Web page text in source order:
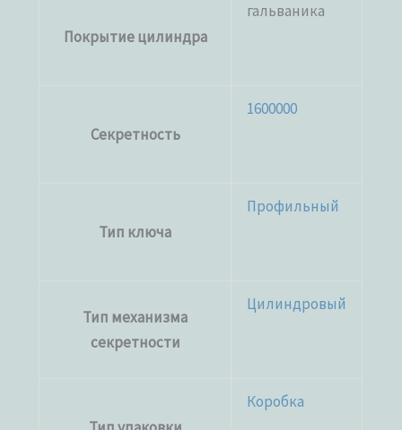
Покрытие цилиндра
гальваника
Секретность
1600000
Тип ключа
Профильный
Тип механизма
секретности
Цилиндровый
Коробка